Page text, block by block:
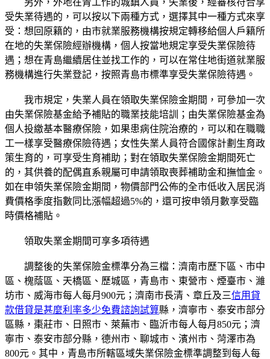
受失業待遇的，可以按以下兩種方式，選擇其中一種方式來享
受：想回原籍的，由市就業服務機構按規定轉移給個人戶籍所
在地的失業保險經辦機構，個人按當地規定享受失業保險待
遇；想在青島繼續居住並找工作的，可以在常住地街道就業服
務機構進行失業登記，按照青島市標準享受失業保險待遇。
我市規定，失業人員在領取失業保險金期間，可參加一次
由失業保險基金給予補貼的職業技能培訓；由失業保險基金為
個人投繳基本醫療保險，如果患病住院治療的，可以和在職職
工一樣享受醫療保險待遇；女性失業人員符合國傢計劃生育政
策生育的，可享受生育補助；對在領取失業保險金期間死亡
的，其供養的配偶直系親屬可申請領取喪葬補助金和撫恤金。
如在申領失業保險金期間，物價部門公佈的全市低收入居民消
費價格季度指數同比漲幅超過5%的，還可按申領月數享受臨
時價格補貼。
領取失業金期間可享多項待遇
調整後的失業保險金標準分為三檔：濟南市歷下區、市中
區、槐蔭區、天橋區、歷城區，青島市、東營市、煙臺市、濰
坊市、威海市每人每月900元；濟南市長清、章丘及三信用貸
款借貸是甚麼利率多少免費諮詢試算縣，濟寧市、泰安市部分
區縣，棗莊市、日照市、萊蕪市、臨沂市每人每月850元；濟
寧市、泰安市部分縣，德州市、聊城市、濱州市、菏澤市為
800元。其中，青島市所轄區域失業保險金標準調整到每人每